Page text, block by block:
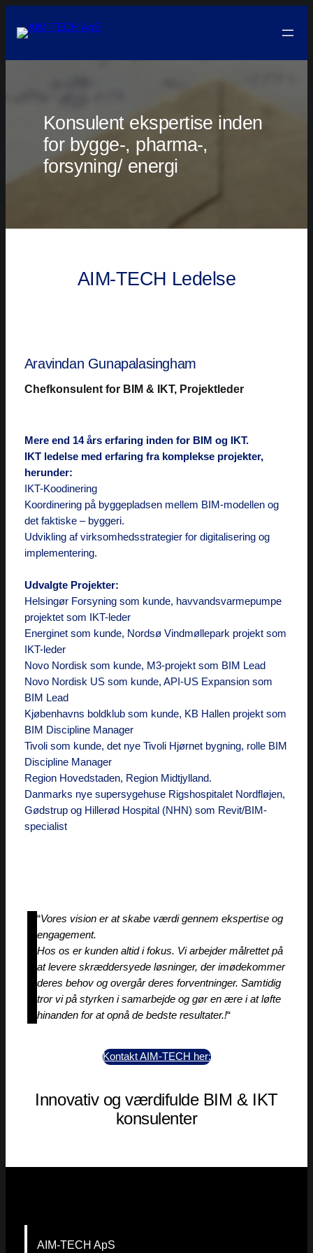
Konsulent ekspertise inden
for bygge-, pharma-,
forsyning/ energi
AIM-TECH Ledelse
Aravindan Gunapalasingham
Chefkonsulent for BIM & IKT, Projektleder
Mere end 14 års erfaring inden for BIM og IKT.
IKT ledelse med erfaring fra komplekse projekter,
herunder:
IKT-Koodinering
Koordinering på byggepladsen mellem BIM-modellen og
det faktiske – byggeri.
Udvikling af virksomhedsstrategier for digitalisering og
implementering.
Udvalgte Projekter:
Helsingør Forsyning som kunde, havvandsvarmepumpe
projektet som IKT-leder
Energinet som kunde, Nordsø Vindmøllepark projekt som
IKT-leder
Novo Nordisk som kunde, M3-projekt som BIM Lead
Novo Nordisk US som kunde, API-US Expansion som
BIM Lead
Kjøbenhavns boldklub som kunde, KB Hallen projekt som
BIM Discipline Manager
Tivoli som kunde, det nye Tivoli Hjørnet bygning, rolle BIM
Discipline Manager
Region Hovedstaden, Region Midtjylland.
Danmarks nye supersygehuse Rigshospitalet Nordfløjen,
Gødstrup og Hillerød Hospital (NHN) som Revit/BIM-
specialist
“Vores vision er at skabe værdi gennem ekspertise og
engagement.
Hos os er kunden altid i fokus. Vi arbejder målrettet på
at levere skræddersyede løsninger, der imødekommer
deres behov og overgår deres forventninger. Samtidig
tror vi på styrken i samarbejde og gør en ære i at løfte
hinanden for at opnå de bedste resultater.!“
Kontakt AIM-TECH her:
Innovativ og værdifulde BIM & IKT
konsulenter
AIM-TECH ApS